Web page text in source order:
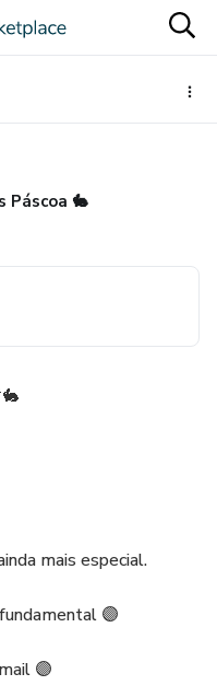
Páscoa 🐇
mais especial.
🟣
🟣